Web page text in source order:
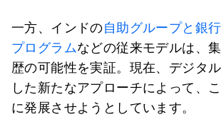
一方、インドの自助グループと銀
プログラムなどの従来モデルは、
歴の可能性を実証。現在、デジタ
した新たなアプローチによって、
に発展させようとしています。